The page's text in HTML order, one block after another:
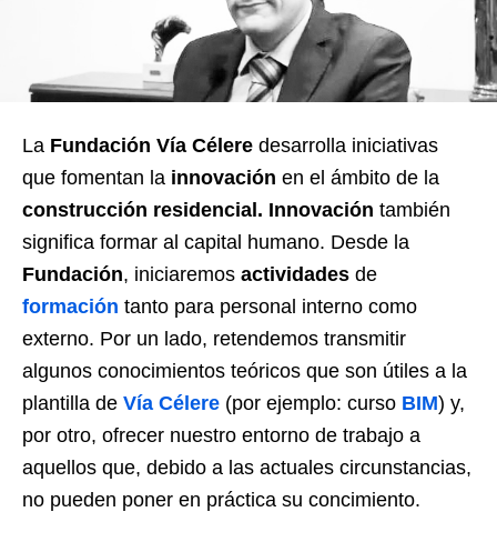
La Fundación Vía Célere desarrolla iniciativas
que fomentan la innovación en el ámbito de la
construcción residencial. Innovación también
significa formar al capital humano. Desde la
Fundación, iniciaremos actividades de
formación tanto para personal interno como
externo. Por un lado, retendemos transmitir
algunos conocimientos teóricos que son útiles a la
plantilla de Vía Célere (por ejemplo: curso BIM) y,
por otro, ofrecer nuestro entorno de trabajo a
aquellos que, debido a las actuales circunstancias,
no pueden poner en práctica su concimiento.